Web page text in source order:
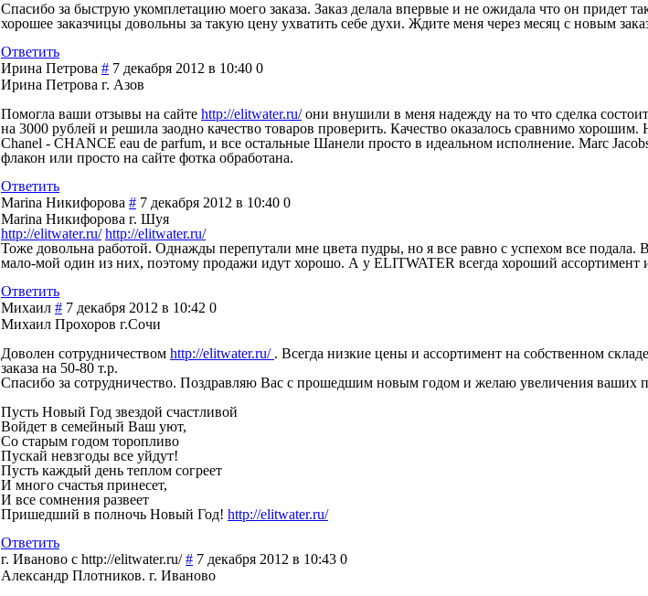
Спасибо за быструю укомплетацию моего заказа. Заказ делала впервые и не ожидала что он
хорошее заказчицы довольны за такую цену ухватить себе духи. Ждите меня через месяц с новым
Ответить
Ирина Петрова # 7 декабря 2012 в 10:40 0
Ирина Петрова г. Азов
Помогла ваши отзывы на сайте http://elitwater.ru/они внушили в меня надежду на то что сделка
на 3000 рублей и решила заодно качество товаров проверить. Качество оказалось сравнимо
Chanel - CHANCE eau de parfum, и все остальные Шанели просто в идеальном исполнение. Marc
флакон или просто на сайте фотка обработана.
Ответить
Marina Никифорова # 7 декабря 2012 в 10:40 0
Marina Никифорова г. Шуя
http://elitwater.ru/ http://elitwater.ru/
Тоже довольна работой. Однажды перепутали мне цвета пудры, но я все равно с успехом все
мало-мой один из них, поэтому продажи идут хорошо. А у ELITWATER всегда хороший ассортимент
Ответить
Михаил # 7 декабря 2012 в 10:42 0
Михаил Прохоров г.Сочи
Доволен сотрудничеством http://elitwater.ru/ . Всегда низкие цены и ассортимент на собственном
заказа на 50-80 т.р.
Спасибо за сотрудничество. Поздравляю Вас с прошедшим новым годом и желаю увеличения ваших
Пусть Новый Год звездой счастливой
Войдет в семейный Ваш уют,
Со старым годом торопливо
Пускай невзгоды все уйдут!
Пусть каждый день теплом согреет
И много счастья принесет,
И все сомнения развеет
Пришедший в полночь Новый Год! http://elitwater.ru/
Ответить
г. Иваново c http://elitwater.ru/# 7 декабря 2012 в 10:43 0
Александр Плотников. г. Иваново